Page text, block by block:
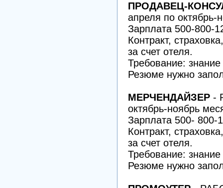
ПРОДАВЕЦ-
апреля по октябрь-
Зарплата 500-800-
Контракт,
за счет отеля.
Требование:
Резюме нужно
МЕРЧЕНДАЙЗЕР -
октябрь-ноябрь
Зарплата 500- 800-
Контракт,
за счет отеля.
Требование:
Резюме нужно